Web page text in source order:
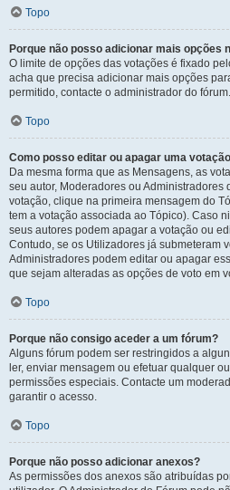
Topo
Porque não posso adicionar mais opções
O limite de opções das votações é fixado
acha que precisa adicionar mais opções
permitido, contacte o administrador do fórum.
Topo
Como posso editar ou apagar uma
Da mesma forma que as Mensagens, as
seu autor, Moderadores ou Administradores
votação, clique na primeira mensagem do
tem a votação associada ao Tópico). Caso
seus autores podem apagar a votação ou
Contudo, se os Utilizadores já submeteram
Administradores podem editar ou apagar
que sejam alteradas as opções de voto em
Topo
Porque não consigo aceder a um fórum?
Alguns fórum podem ser restringidos a
ler, enviar mensagem ou efetuar qualquer
permissões especiais. Contacte um
garantir o acesso.
Topo
Porque não posso adicionar anexos?
As permissões dos anexos são atribuídas